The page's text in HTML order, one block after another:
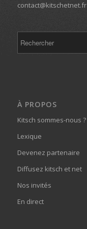
contact@kitschetnet.fr
À PROPOS
Kitsch sommes-nous ?
Lexique
Devenez partenaire
Diffusez kitsch et net
Nos invités
En direct